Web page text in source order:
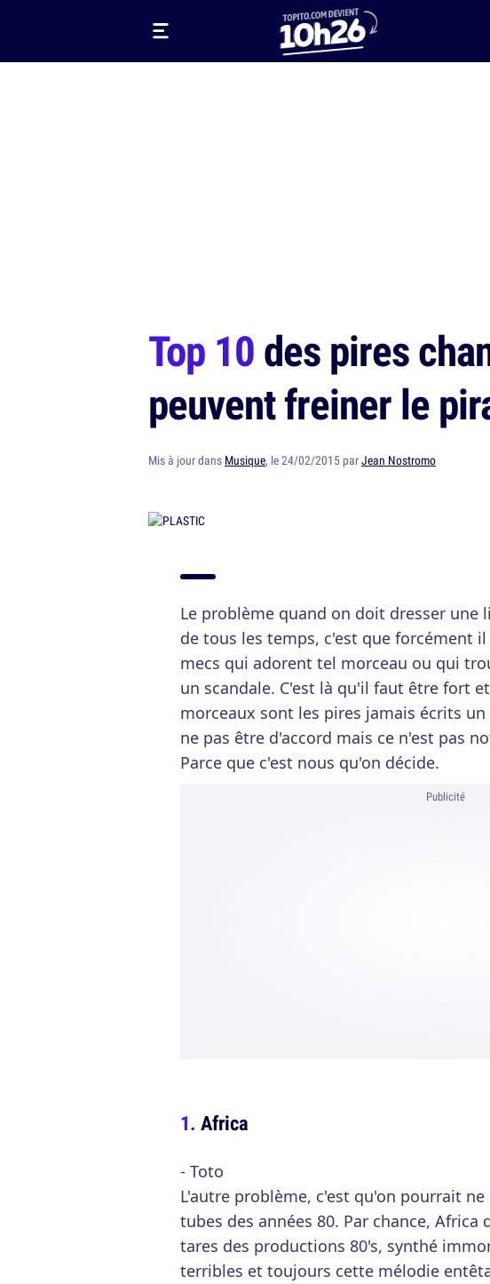
Top 10des pires
peuvent freiner le
Mis à jour dans Musique, le 24/02/2015 parJean Nostromo
Le problème quand on doit dresser une
de tous les temps, c'est que forcément
mecs qui adorent tel morceau ou qui
un scandale. C'est là qu'il faut être fort
morceaux sont les pires jamais écrits
ne pas être d'accord mais ce n'est pas
Parce que c'est nous qu'on décide.
Publicité
Africa
- Toto
L'autre problème, c'est qu'on pourrait
tubes des années 80. Par chance,
tares des productions 80's, synthé
terribles et toujours cette mélodie